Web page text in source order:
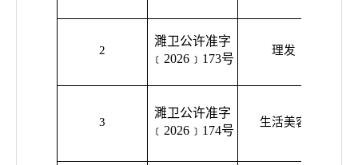
2
濉卫公许准字
﹝2026﹞173号
理发
3
濉卫公许准字
﹝2026﹞174号
生活美容